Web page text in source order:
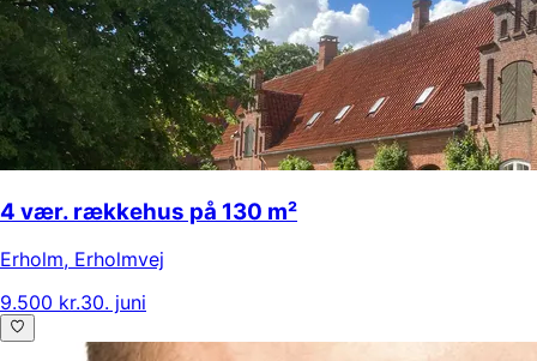
4 vær. rækkehus på 130 m²
Erholm, Erholmvej
9.500 kr.30. juni